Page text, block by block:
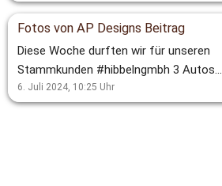
#autofolierung #autobeschriftung
#werbung #ilovemyjob #werbetechnik
#digitaldruck #apdesign #bleibtgesund
#mobicare #pflegedienst
Fotos von AP Designs Beitrag
Diese Woche durften wir für unseren
Stammkunden #hibbelngmbh 3 Autos
beschriften. Vielen Dank für das erneute
Vertrauen #apdesign #autofolierung
6. Juli 2024, 10:25 Uhr